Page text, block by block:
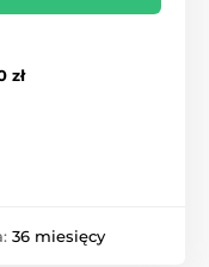
zł
36 miesięcy